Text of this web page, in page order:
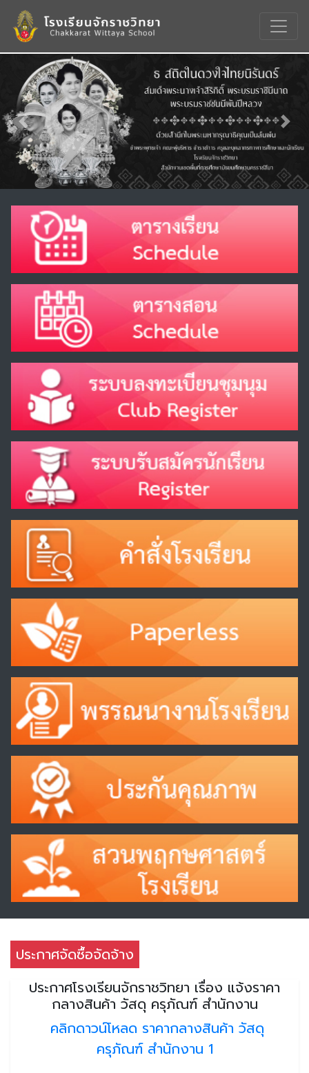
Previous Next
ประกาศจัดซื้อจัดจ้าง
ประกาศโรงเรียนจักราชวิทยา เรื่อง แจ้งราคา
กลางสินค้า วัสดุ ครุภัณฑ์ สำนักงาน
คลิกดาวน์โหลด ราคากลางสินค้า วัสดุ
ครุภัณฑ์ สำนักงาน 1